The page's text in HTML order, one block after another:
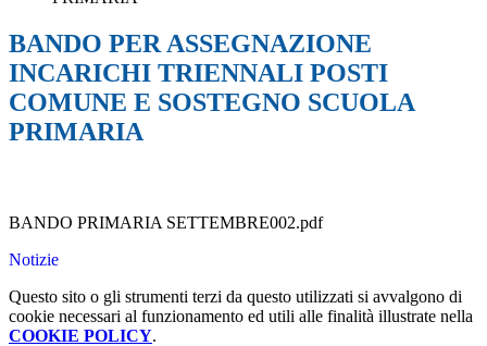
BANDO PER ASSEGNAZIONE
INCARICHI TRIENNALI POSTI
COMUNE E SOSTEGNO SCUOLA
PRIMARIA
BANDO PRIMARIA SETTEMBRE002.pdf
Notizie
Questo sito o gli strumenti terzi da questo utilizzati si avvalgono di
cookie necessari al funzionamento ed utili alle finalità illustrate nella
COOKIE POLICY.